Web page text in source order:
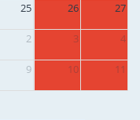
25 26 27
2 3 4
9 10 11